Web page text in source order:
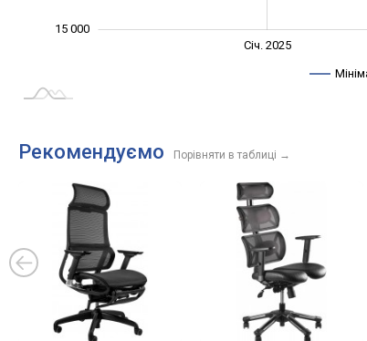
15 000
Січ. 2025
Рекомендуємо Порівняти в таблиці →